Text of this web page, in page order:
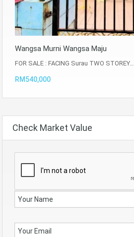
Wangsa Murni Wangsa Maju
FOR SALE : FACING Surau TWO STOREY…
RM540,000
Check Market Value